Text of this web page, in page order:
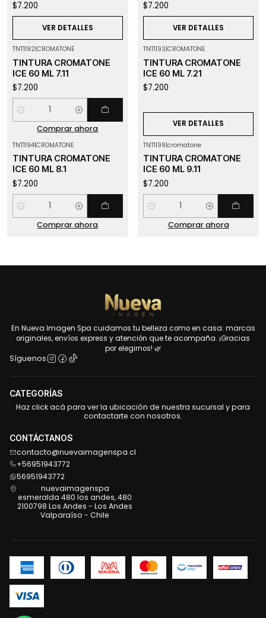
$7.200
VER DETALLES
$7.200
VER DETALLES
TNT1192|CROMATONE
TINTURA CROMATONE
ICE 60 ML 7.11
$7.200
Cantidad
Comprar ahora
TNT1193|CROMATONE
TINTURA CROMATONE
ICE 60 ML 7.21
$7.200
VER DETALLES
TNT1194|CROMATONE
TINTURA CROMATONE
ICE 60 ML 8.1
$7.200
Cantidad
Comprar ahora
TNT1199|cromatone
TINTURA CROMATONE
ICE 60 ML 9.11
$7.200
Cantidad
Comprar ahora
En Nueva Imagen Spa cuidamos tu belleza como en casa: marcas
originales, envíos express y atención que te acompaña. ¡Gracias
por elegirnos! 🌿
Síguenos
CATEGORÍAS
Haz click acá para ver la ubicación de nuestra sucursal y para
contactarte con nosotros.
CONTÁCTANOS
contacto@nuevaimagenspa.cl
+56951943772
56951943772
nuevaimagenspa
esmeralda 480 los andes, 480
2100798 Los Andes - Los Andes
Valparaíso - Chile